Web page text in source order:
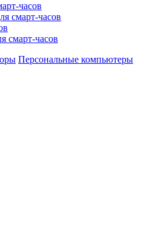
часов
смарт-часов
смарт-часов
Персональные компьютеры